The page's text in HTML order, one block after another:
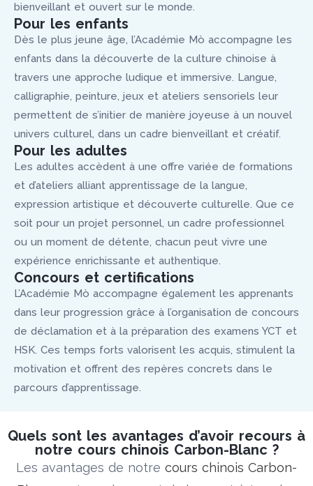
bienveillant et ouvert sur le monde.
Pour les enfants
Dès le plus jeune âge, l’Académie Mò accompagne les
enfants dans la découverte de la culture chinoise à
travers une approche ludique et immersive. Langue,
calligraphie, peinture, jeux et ateliers sensoriels leur
permettent de s’initier de manière joyeuse à un nouvel
univers culturel, dans un cadre bienveillant et créatif.
Pour les adultes
Les adultes accèdent à une offre variée de formations
et d’ateliers alliant apprentissage de la langue,
expression artistique et découverte culturelle. Que ce
soit pour un projet personnel, un cadre professionnel
ou un moment de détente, chacun peut vivre une
expérience enrichissante et authentique.
Concours et certifications
L’Académie Mò accompagne également les apprenants
dans leur progression grâce à l’organisation de concours
de déclamation et à la préparation des examens YCT et
HSK. Ces temps forts valorisent les acquis, stimulent la
motivation et offrent des repères concrets dans le
parcours d’apprentissage.
Quels sont les avantages d’avoir recours à
notre cours chinois Carbon-Blanc ?
Les avantages de notre cours chinois Carbon-